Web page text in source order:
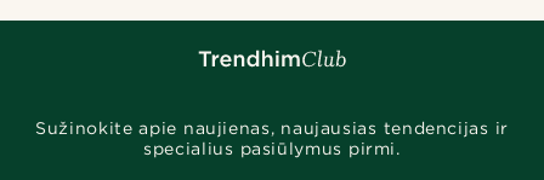
Sužinokite apie naujienas, naujausias tendencijas ir
specialius pasiūlymus pirmi.